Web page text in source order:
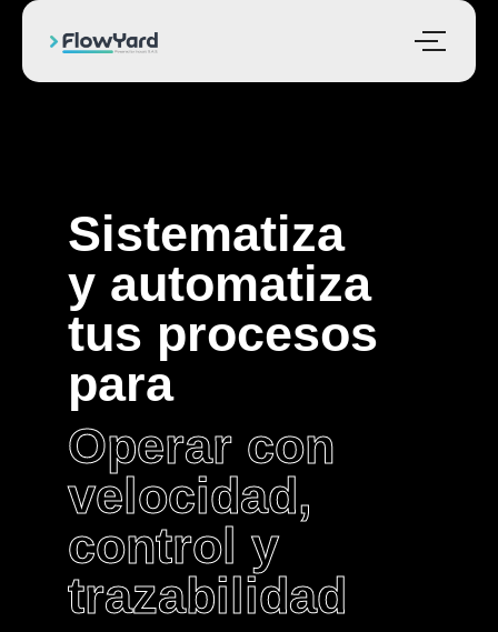
Servicio de automatización
inteligente · Inovait
Sistematiza
y automatiza
tus procesos
para
Operar con
velocidad,
control y
trazabilidad